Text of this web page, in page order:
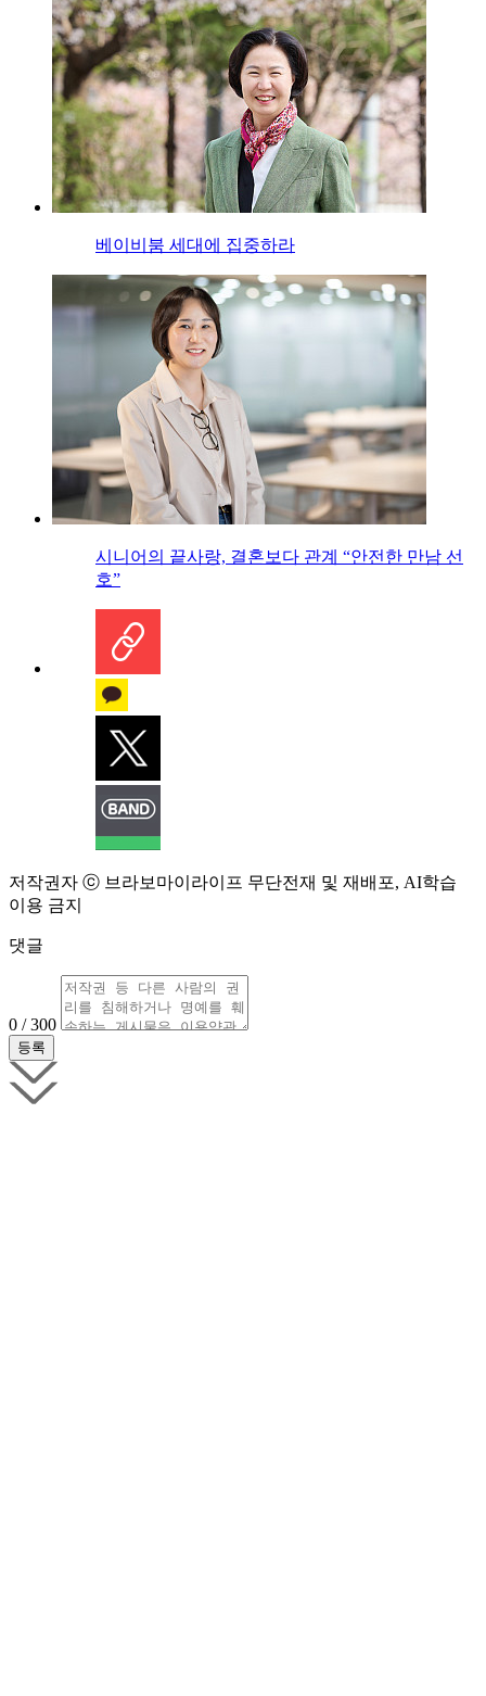
베이비붐 세대에 집중하라
시니어의 끝사랑, 결혼보다 관계 “안전한 만남 선
호”
저작권자 ⓒ 브라보마이라이프 무단전재 및 재배포, AI학습
이용 금지
댓글
0 / 300